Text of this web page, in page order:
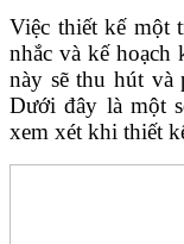
Việc thiết kế một
nhắc và kế hoạch
này sẽ thu hút
Dưới đây là một
xem xét khi thiết